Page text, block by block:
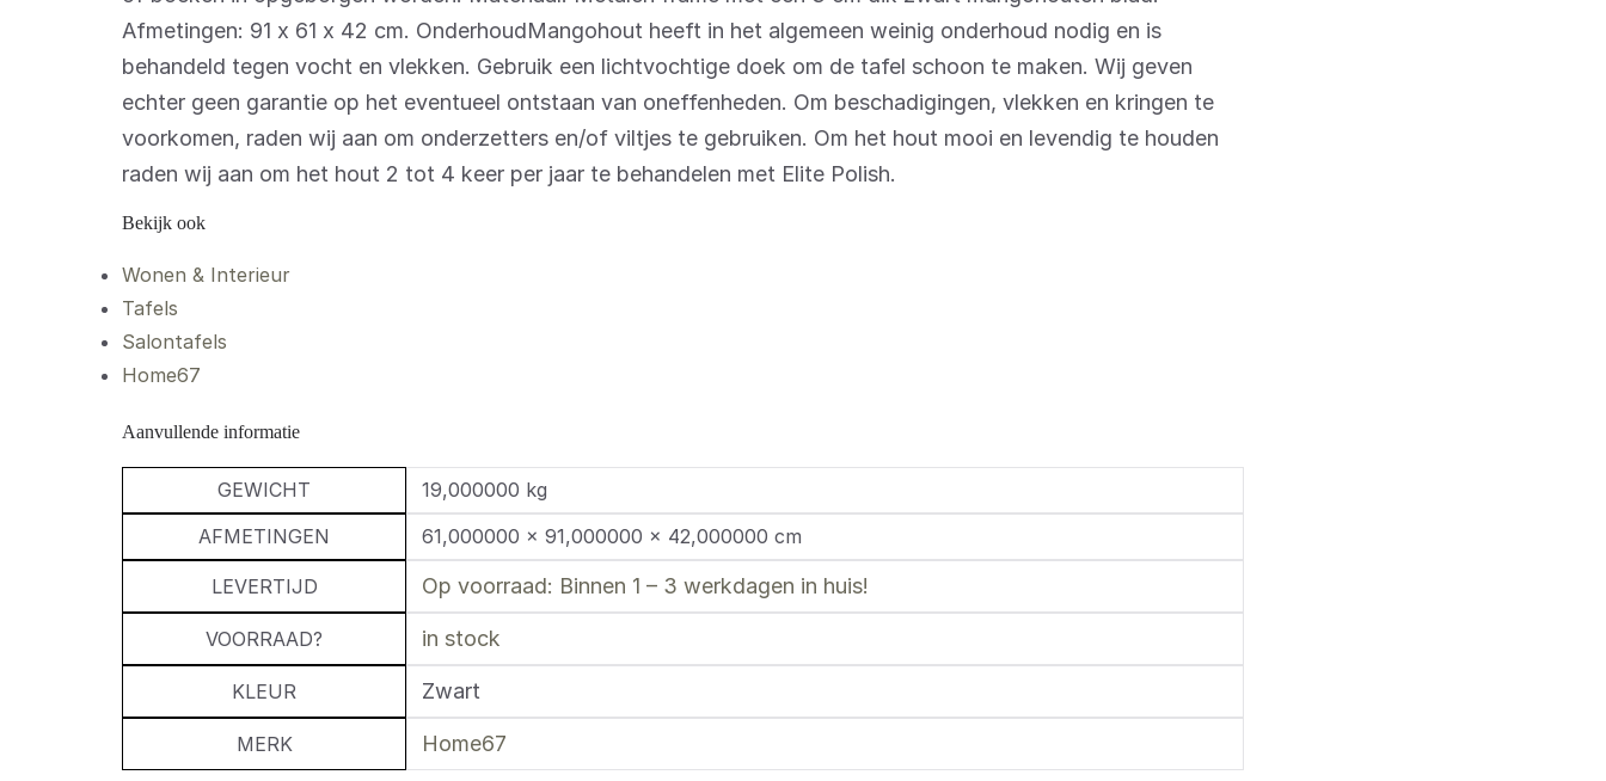
Afmetingen: 91 x 61 x 42 cm. OnderhoudMangohout heeft in het algemeen weinig onderhoud nodig en is
behandeld tegen vocht en vlekken. Gebruik een lichtvochtige doek om de tafel schoon te maken. Wij geven
echter geen garantie op het eventueel ontstaan van oneffenheden. Om beschadigingen, vlekken en kringen te
voorkomen, raden wij aan om onderzetters en/of viltjes te gebruiken. Om het hout mooi en levendig te houden
raden wij aan om het hout 2 tot 4 keer per jaar te behandelen met Elite Polish.
Bekijk ook
Wonen & Interieur
Tafels
Salontafels
Home67
Aanvullende informatie
GEWICHT
19,000000 kg
AFMETINGEN
61,000000 × 91,000000 × 42,000000 cm
LEVERTIJD Op voorraad: Binnen 1 – 3 werkdagen in huis!
VOORRAAD? in stock
KLEUR Zwart
MERK Home67